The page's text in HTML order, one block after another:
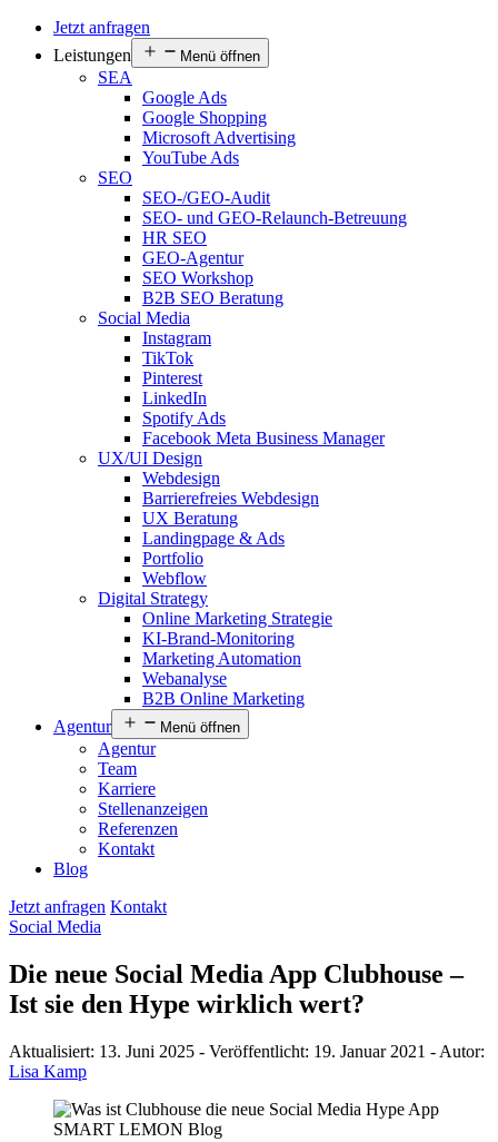
Jetzt anfragen
Leistungen
Menü öffnen
SEA
Google Ads
Google Shopping
Microsoft Advertising
YouTube Ads
SEO
SEO-/GEO-Audit
SEO- und GEO-Relaunch-Betreuung
HR SEO
GEO-Agentur
SEO Workshop
B2B SEO Beratung
Social Media
Instagram
TikTok
Pinterest
LinkedIn
Spotify Ads
Facebook Meta Business Manager
UX/UI Design
Webdesign
Barrierefreies Webdesign
UX Beratung
Landingpage & Ads
Portfolio
Webflow
Digital Strategy
Online Marketing Strategie
KI-Brand-Monitoring
Marketing Automation
Webanalyse
B2B Online Marketing
Agentur
Menü öffnen
Agentur
Team
Karriere
Stellenanzeigen
Referenzen
Kontakt
Blog
Jetzt anfragen Kontakt
Social Media
Die neue Social Media App Clubhouse –
Ist sie den Hype wirklich wert?
Aktualisiert: 13. Juni 2025 - Veröffentlicht: 19. Januar 2021 - Autor:
Lisa Kamp